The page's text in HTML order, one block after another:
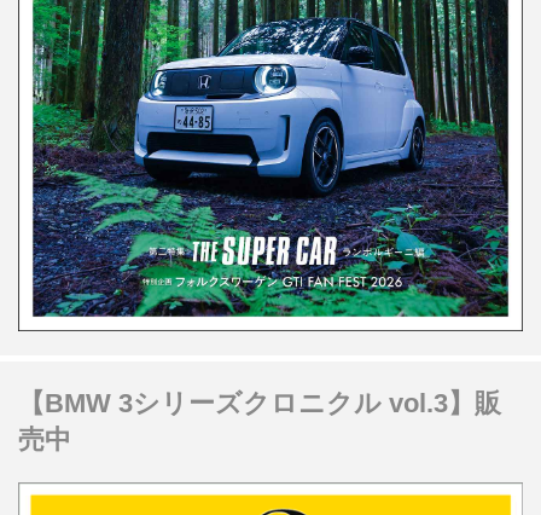
【BMW 3シリーズクロニクル vol.3】販
売中